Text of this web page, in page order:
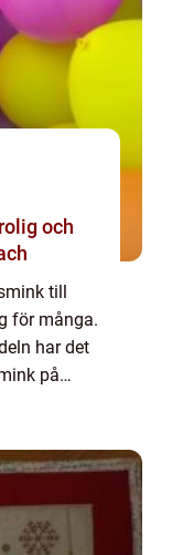
och
till
för många.
har det
på